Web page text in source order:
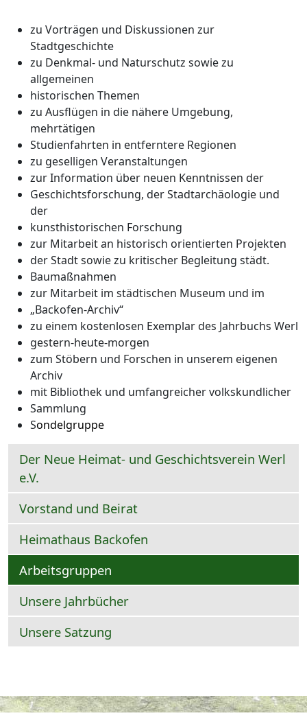
Der Neue Heimat- und Geschichtsverein Werl
e.V.
Vorstand und Beirat
Heimathaus Backofen
Arbeitsgruppen
Unsere Jahrbücher
Unsere Satzung
zu Vorträgen und Diskussionen zur
Stadtgeschichte
zu Denkmal- und Naturschutz sowie zu
allgemeinen
historischen Themen
zu Ausflügen in die nähere Umgebung,
mehrtätigen
Studienfahrten in entferntere Regionen
zu geselligen Veranstaltungen
zur Information über neuen Kenntnissen der
Geschichtsforschung, der Stadtarchäologie und
der
kunsthistorischen Forschung
zur Mitarbeit an historisch orientierten Projekten
der Stadt sowie zu kritischer Begleitung städt.
Baumaßnahmen
zur Mitarbeit im städtischen Museum und im
„Backofen-Archiv“
zu einem kostenlosen Exemplar des Jahrbuchs Werl
gestern-heute-morgen
zum Stöbern und Forschen in unserem eigenen
Archiv
mit Bibliothek und umfangreicher volkskundlicher
Sammlung
Sondelgruppe